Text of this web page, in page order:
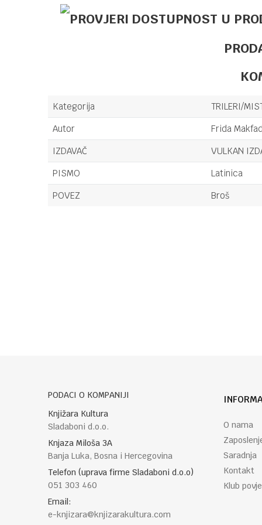
Kategorija
TRILERI/
Autor
Frida
IZDAVAČ
VULKAN
PISMO
Latinica
POVEZ
Broš
PODACI O KOMPANIJI
Knjižara Kultura
Sladaboni d.o.o.
Knjaza Miloša 3A
Banja Luka, Bosna i Hercegovina
Telefon (uprava firme Sladaboni d.o.o)
051 303 460
Email:
e-knjizara@knjizarakultura.com
O nama
Saradnja
Kontakt
Klub